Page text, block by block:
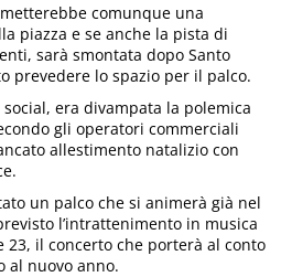
comunque una
piazza e se anche la pista di
sarà smontata dopo Santo
prevedere lo spazio per il palco.
era divampata la polemica
gli operatori commerciali
allestimento natalizio con
un palco che si animerà già nel
l’intrattenimento in musica
il concerto che porterà al conto
al nuovo anno.